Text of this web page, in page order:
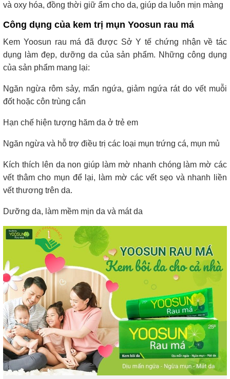
và oxy hóa, đồng thời giữ ẩm cho da, giúp da luôn mịn màng
Công dụng của kem trị mụn Yoosun rau má
Kem Yoosun rau má đã được Sở Y tế chứng nhận về tác
dụng làm đẹp, dưỡng da của sản phẩm. Những công dụng
của sản phẩm mang lại:
Ngăn ngừa rôm sảy, mẩn ngứa, giảm ngứa rát do vết muỗi
đốt hoặc côn trùng cắn
Hạn chế hiện tượng hăm da ở trẻ em
Ngăn ngừa và hỗ trợ điều trị các loại mụn trứng cá, mụn mủ
Kích thích lên da non giúp làm mờ nhanh chóng làm mờ các
vết thâm cho mụn để lại, làm mờ các vết sẹo và nhanh liền
vết thương trên da.
Dưỡng da, làm mềm mịn da và mát da